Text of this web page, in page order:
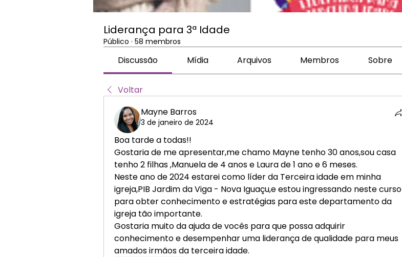
Liderança para 3ª Idade
Público · 58 membros
Discussão Mídia Arquivos Membros Sobre
Voltar
Mayne Barros
3 de janeiro de 2024
Boa tarde a todas!!
Gostaria de me apresentar,me chamo Mayne tenho 30 anos,sou casa
tenho 2 filhas ,Manuela de 4 anos e Laura de 1 ano e 6 meses.
Neste ano de 2024 estarei como líder da Terceira idade em minha
igreja,PIB Jardim da Viga - Nova Iguaçu,e estou ingressando neste curso
para obter conhecimento e estratégias para este departamento da
igreja tão importante.
Gostaria muito da ajuda de vocês para que possa adquirir
conhecimento e desempenhar uma liderança de qualidade para meus
amados irmãos da terceira idade.